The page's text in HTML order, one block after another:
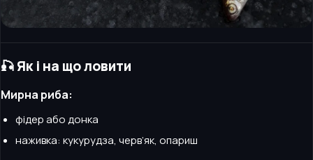
🎣 Як і на що ловити
Мирна риба:
фідер або донка
наживка: кукурудза, черв’як, опариш